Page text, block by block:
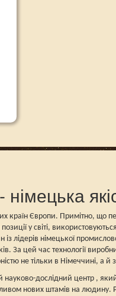
країн Європи. Примітно, що
у світі,
лідерів німецької
За цей час технології
не тільки в Німеччині, а й
дослідний центр , який
нових штамів на